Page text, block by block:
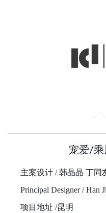
宠爱/
主案设计 / 韩晶晶 丁同
Principal Designer / Han
项目地址 /昆明